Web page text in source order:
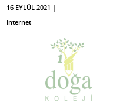
16 EYLÜL 2021 |
İnternet